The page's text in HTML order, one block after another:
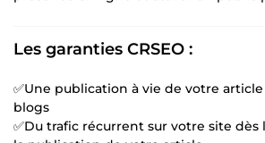
Les garanties CRSEO :
✅Une publication à vie de votre
blogs
✅Du trafic récurrent sur votre site